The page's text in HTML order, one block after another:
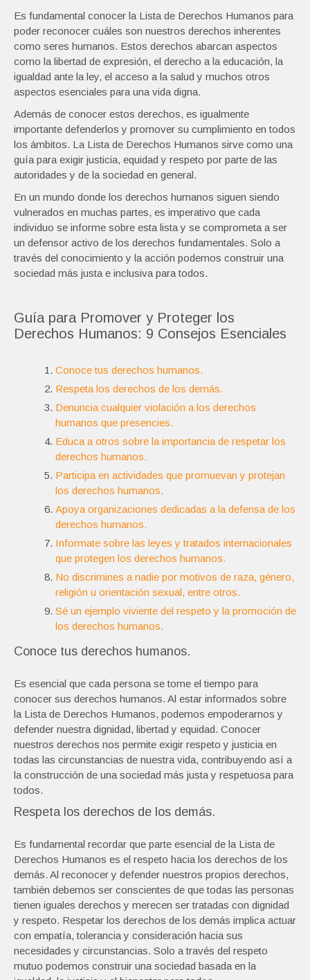
Es fundamental conocer la Lista de Derechos Humanos para
poder reconocer cuáles son nuestros derechos inherentes
como seres humanos. Estos derechos abarcan aspectos
como la libertad de expresión, el derecho a la educación, la
igualdad ante la ley, el acceso a la salud y muchos otros
aspectos esenciales para una vida digna.
Además de conocer estos derechos, es igualmente
importante defenderlos y promover su cumplimiento en todos
los ámbitos. La Lista de Derechos Humanos sirve como una
guía para exigir justicia, equidad y respeto por parte de las
autoridades y de la sociedad en general.
En un mundo donde los derechos humanos siguen siendo
vulnerados en muchas partes, es imperativo que cada
individuo se informe sobre esta lista y se comprometa a ser
un defensor activo de los derechos fundamentales. Solo a
través del conocimiento y la acción podemos construir una
sociedad más justa e inclusiva para todos.
Guía para Promover y Proteger los
Derechos Humanos: 9 Consejos Esenciales
Conoce tus derechos humanos.
Respeta los derechos de los demás.
Denuncia cualquier violación a los derechos
humanos que presencies.
Educa a otros sobre la importancia de respetar los
derechos humanos.
Participa en actividades que promuevan y protejan
los derechos humanos.
Apoya organizaciones dedicadas a la defensa de los
derechos humanos.
Informate sobre las leyes y tratados internacionales
que protegen los derechos humanos.
No discrimines a nadie por motivos de raza, género,
religión u orientación sexual, entre otros.
Sé un ejemplo viviente del respeto y la promoción de
los derechos humanos.
Conoce tus derechos humanos.
Es esencial que cada persona se tome el tiempo para
conocer sus derechos humanos. Al estar informados sobre
la Lista de Derechos Humanos, podemos empoderarnos y
defender nuestra dignidad, libertad y equidad. Conocer
nuestros derechos nos permite exigir respeto y justicia en
todas las circunstancias de nuestra vida, contribuyendo así a
la construcción de una sociedad más justa y respetuosa para
todos.
Respeta los derechos de los demás.
Es fundamental recordar que parte esencial de la Lista de
Derechos Humanos es el respeto hacia los derechos de los
demás. Al reconocer y defender nuestros propios derechos,
también debemos ser conscientes de que todas las personas
tienen iguales derechos y merecen ser tratadas con dignidad
y respeto. Respetar los derechos de los demás implica actuar
con empatía, tolerancia y consideración hacia sus
necesidades y circunstancias. Solo a través del respeto
mutuo podemos construir una sociedad basada en la